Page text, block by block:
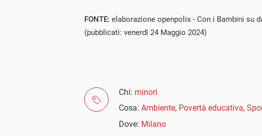
FONTE: elaborazione openpolis - Con i Bambini su
(pubblicati: venerdì 24 Maggio 2024)
Chi: minori
Cosa: Ambiente, Povertà educativa,
Dove: Milano